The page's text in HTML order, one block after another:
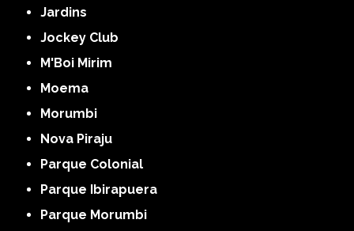
Jardins
Jockey Club
M'Boi Mirim
Moema
Morumbi
Nova Piraju
Parque Colonial
Parque Ibirapuera
Parque Morumbi